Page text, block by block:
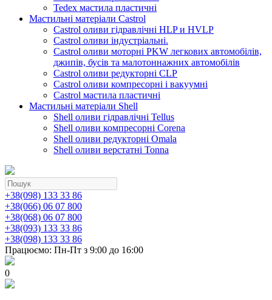
Tedex мастила пластичні
Мастильні матеріали Castrol
Castrol оливи гідравлічні HLP и HVLP
Castrol оливи індустріальні.
Castrol оливи моторні PKW легкових автомобілів,
джипів, бусів та малотоннажних автомобілів
Castrol оливи редукторні CLP
Castrol оливи компресорні і вакуумні
Castrol мастила пластичні
Мастильні матеріали Shell
Shell оливи гідравлічні Tellus
Shell оливи компресорні Corena
Shell оливи редукторні Omala
Shell оливи верстатні Tonna
+38(098) 133 33 86
+38(066) 06 07 800
+38(068) 06 07 800
+38(093) 133 33 86
+38(098) 133 33 86
Працюємо: Пн-Пт з 9:00 до 16:00
0